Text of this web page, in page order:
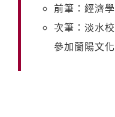
前筆：經濟
次筆：淡水
參加蘭陽文